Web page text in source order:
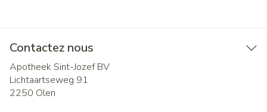
Contactez nous
Apotheek Sint-Jozef BV
Lichtaartseweg 91
2250 Olen